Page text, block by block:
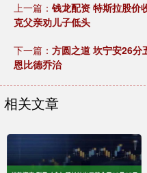
上一篇： 钱龙配资 特斯拉股价
克父亲劝儿子低头
下一篇： 方圆之道 坎宁安26分
恩比德乔治
相关文章